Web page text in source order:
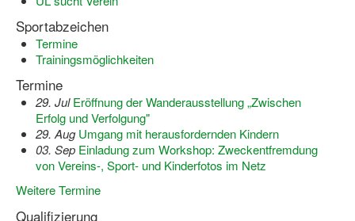
SSB-Sport
Gymnastik und Entspannung für Frauen
Koronarsport
Seniorensport
Wassergymnastik / Aqua-Step
Reha-Sportangebote in NRW suchen
Sportabzeichen
Termine
Trainingsmöglichkeiten
Termine
29. Jul Eröffnung der Wanderausstellung „Zwischen
Erfolg und Verfolgung"
29. Aug Umgang mit herausfordernden Kindern
03. Sep Einladung zum Workshop: Zweckentfremdung
von Vereins-, Sport- und Kinderfotos im Netz
Weitere Termine
Qualifizierung